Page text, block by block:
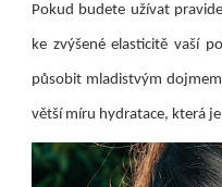
Pokud budete užívat
ke zvýšené elasticitě vaší
působit mladistvým
větší míru hydratace, která